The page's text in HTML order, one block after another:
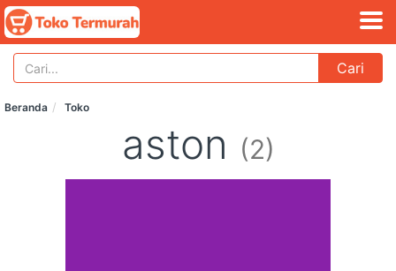
Cari
Beranda Toko
aston (2)